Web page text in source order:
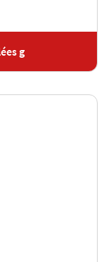
g